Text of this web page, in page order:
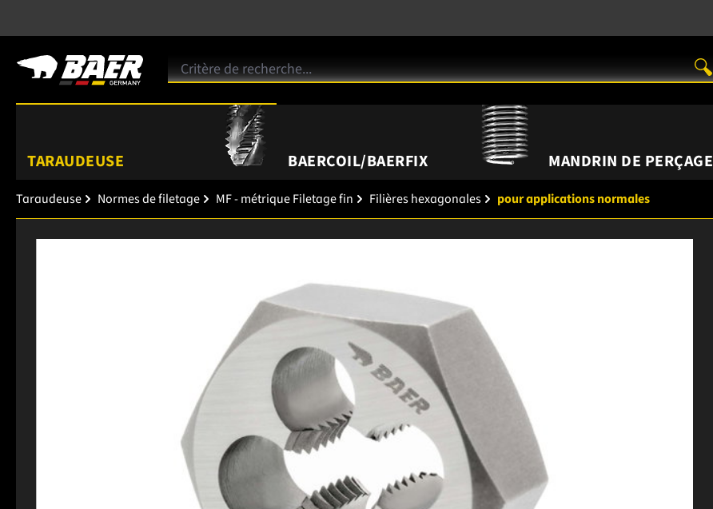
TARAUDEUSE BAERCOIL/BAERFIX MANDRIN DE PERÇAGE
Taraudeuse Normes de filetage MF - métrique Filetage fin Filières hexagonales pour applications normales